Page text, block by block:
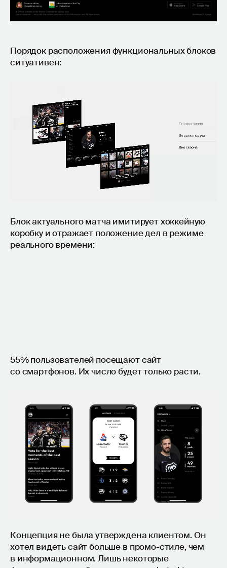
Порядок расположения функциональных блоков
ситуативен:
Блок актуального матча имитирует хоккейную
коробку и отражает положение дел в режиме
реального времени:
55% пользователей посещают сайт
со смартфонов. Их число будет только расти.
Концепция не была утверждена клиентом. Он
хотел видеть сайт больше в промо-стиле, чем
в информационном. Лишь некоторые